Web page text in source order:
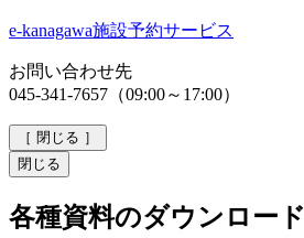
e-kanagawa施設予約サービス
お問い合わせ先
045-341-7657（09:00～17:00）
［ 閉じる ］
閉じる
各種資料のダウンロード